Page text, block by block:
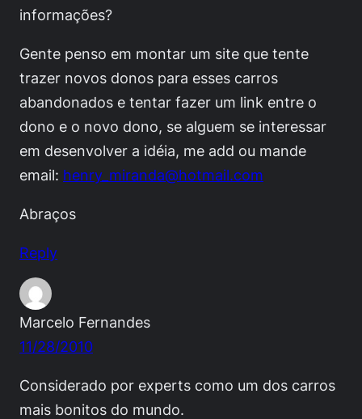
informações?
Gente penso em montar um site que tente
trazer novos donos para esses carros
abandonados e tentar fazer um link entre o
dono e o novo dono, se alguem se interessar
em desenvolver a idéia, me add ou mande
email: henry_miranda@hotmail.com
Abraços
Reply
Marcelo Fernandes
11/28/2010
Considerado por experts como um dos carros
mais bonitos do mundo.